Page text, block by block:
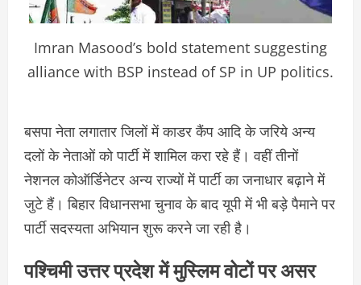
Imran Masood’s bold statement suggesting
alliance with BSP instead of SP in UP politics.
बसपा नेता लगातार जिलों में काडर कैंप आदि के जरिये अन्य
दलों के नेताओं को पार्टी में शामिल करा रहे हैं। वहीं तीनों
नेशनल कोऑर्डिनेटर अन्य राज्यों में पार्टी का जनाधार बढ़ाने में
जुटे हैं। बिहार विधानसभा चुनाव के बाद यूपी में भी बड़े पैमाने पर
पार्टी सदस्यता अभियान शुरू करने जा रही है।
पश्चिमी उत्तर प्रदेश में मुस्लिम वोटों पर असर